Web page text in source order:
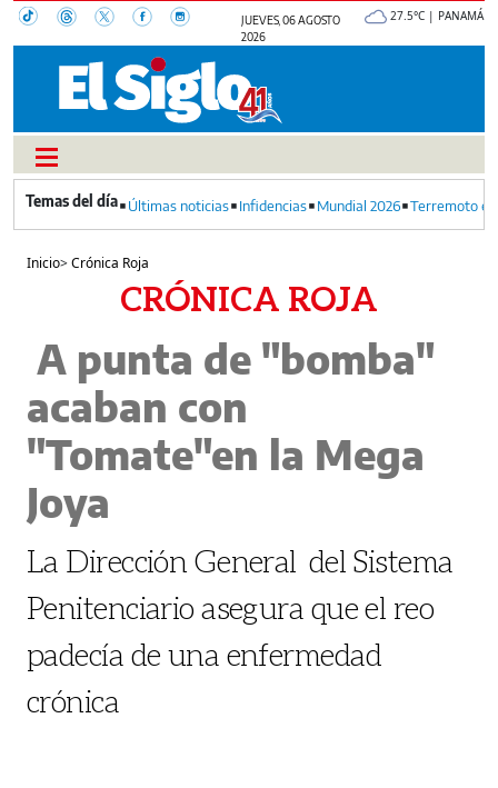
JUEVES, 06 AGOSTO
2026
27.5°C | PANAMÁ
Últimas noticias Infidencias Mundial 2026 Terremoto
Inicio>Crónica Roja
CRÓNICA ROJA
A punta de "bomba"
acaban con
"Tomate"en la Mega
Joya
La Dirección General del Sistema
Penitenciario asegura que el reo
padecía de una enfermedad
crónica